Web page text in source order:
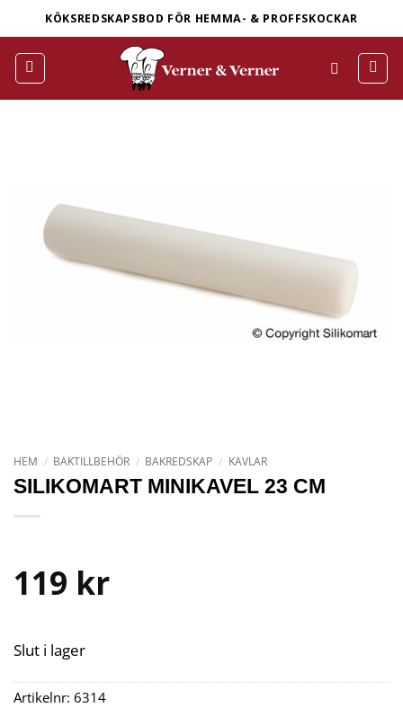
to
content
KÖKSREDSKAPSBOD FÖR HEMMA- & PROFFSKOCKAR
HEM / BAKTILLBEHÖR / BAKREDSKAP / KAVLAR
SILIKOMART MINIKAVEL 23 CM
119 kr
Slut i lager
Artikelnr: 6314